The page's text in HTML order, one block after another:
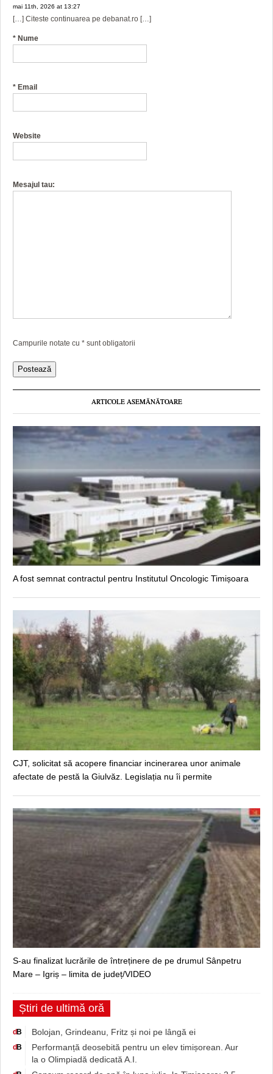
mai 11th, 2026 at 13:27
[…] Citeste continuarea pe debanat.ro […]
* Nume
* Email
Website
Mesajul tau:
Campurile notate cu * sunt obligatorii
ARTICOLE ASEMĂNĂTOARE
A fost semnat contractul pentru Institutul Oncologic Timișoara
CJT, solicitat să acopere financiar incinerarea unor animale
afectate de pestă la Giulvăz. Legislația nu îi permite
S-au finalizat lucrările de întreținere de pe drumul Sânpetru
Mare – Igriș – limita de județ/VIDEO
Știri de ultimă oră
d B Bolojan, Grindeanu, Fritz și noi pe lângă ei
d B
Performanță deosebită pentru un elev timișorean. Aur
la o Olimpiadă dedicată A.I.